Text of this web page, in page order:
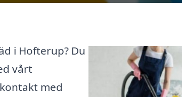
i Hofterup? Du
vårt
med